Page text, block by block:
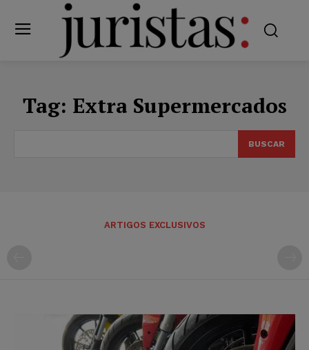
Tag: Extra Supermercados
BUSCAR
ARTIGOS EXCLUSIVOS